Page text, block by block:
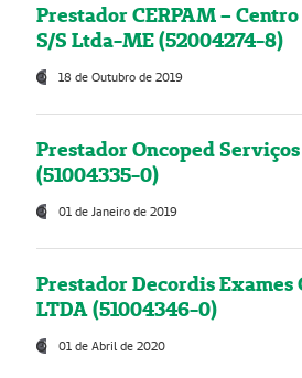
Prestador CERPAM –
S/S Ltda-ME (52004274-8)
18 de Outubro de 2019
Prestador Oncoped
(51004335-0)
01 de Janeiro de 2019
Prestador Decordis
LTDA (51004346-0)
01 de Abril de 2020